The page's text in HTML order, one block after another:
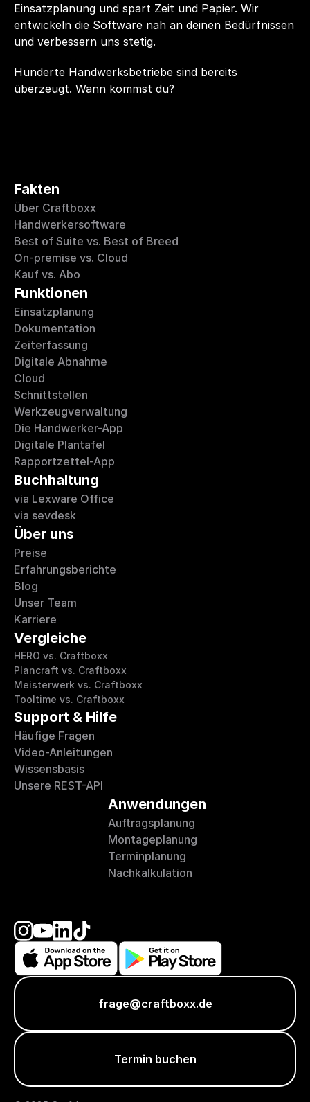
Einsatzplanung und spart Zeit und Papier. Wir
entwickeln die Software nah an deinen Bedürfnissen
und verbessern uns stetig.
Hunderte Handwerksbetriebe sind bereits
überzeugt. Wann kommst du?
Fakten
Über Craftboxx
Handwerkersoftware
Best of Suite vs. Best of Breed
On-premise vs. Cloud
Kauf vs. Abo
Funktionen
Einsatzplanung
Dokumentation
Zeiterfassung
Digitale Abnahme
Cloud
Schnittstellen
Werkzeugverwaltung
Die Handwerker-App
Digitale Plantafel
Rapportzettel-App
Buchhaltung
via Lexware Office
via sevdesk
Über uns
Preise
Erfahrungsberichte
Blog
Unser Team
Karriere
Vergleiche
HERO vs. Craftboxx
Plancraft vs. Craftboxx
Meisterwerk vs. Craftboxx
Tooltime vs. Craftboxx
Support & Hilfe
Häufige Fragen
Video-Anleitungen
Wissensbasis
Unsere REST-API
Anwendungen
Auftragsplanung
Montageplanung
Terminplanung
Nachkalkulation
frage@craftboxx.de
Termin buchen